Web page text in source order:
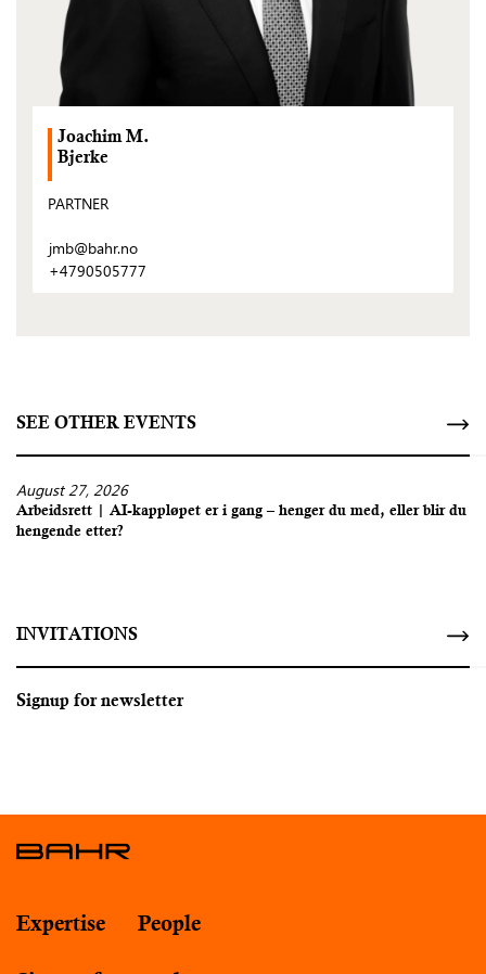
Joachim M.
Bjerke
PARTNER
jmb@bahr.no
+4790505777
SEE OTHER EVENTS
August 27, 2026
Arbeidsrett | AI-kappløpet er i gang – henger du med, eller blir du
hengende etter?
INVITATIONS
Signup for newsletter
Expertise People